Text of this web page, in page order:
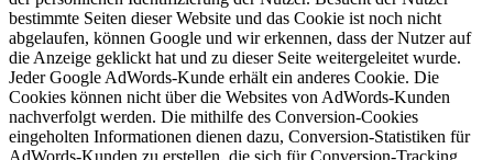
bestimmte Seiten dieser Website und das Cookie ist noch nicht
abgelaufen, können Google und wir erkennen, dass der Nutzer auf
die Anzeige geklickt hat und zu dieser Seite weitergeleitet wurde.
Jeder Google AdWords-Kunde erhält ein anderes Cookie. Die
Cookies können nicht über die Websites von AdWords-Kunden
nachverfolgt werden. Die mithilfe des Conversion-Cookies
eingeholten Informationen dienen dazu, Conversion-Statistiken für
AdWords-Kunden zu erstellen, die sich für Conversion-Tracking